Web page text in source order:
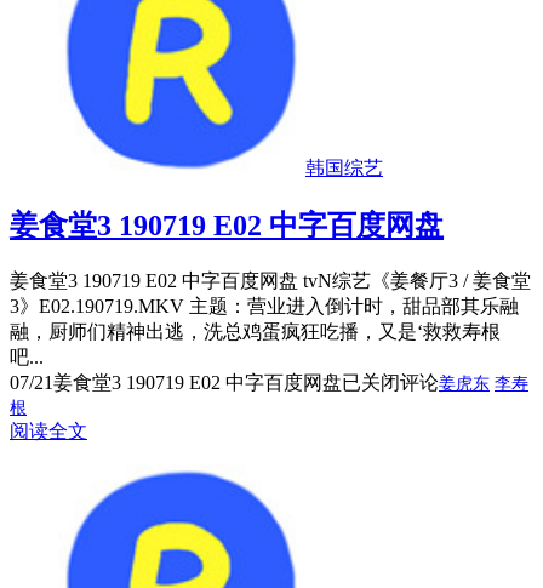
韩国综艺
姜食堂3 190719 E02 中字百度网盘
姜食堂3 190719 E02 中字百度网盘 tvN综艺《姜餐厅3 / 姜食堂
3》E02.190719.MKV 主题：营业进入倒计时，甜品部其乐融
融，厨师们精神出逃，洗总鸡蛋疯狂吃播，又是‘救救寿根
吧...
07/21姜食堂3 190719 E02 中字百度网盘已关闭评论姜虎东 李寿
根
阅读全文